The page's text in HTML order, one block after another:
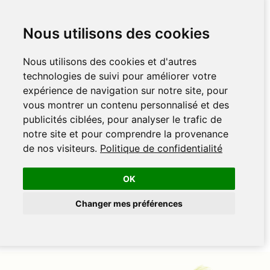
Nous utilisons des cookies
Nous utilisons des cookies et d'autres
technologies de suivi pour améliorer votre
expérience de navigation sur notre site, pour
vous montrer un contenu personnalisé et des
publicités ciblées, pour analyser le trafic de
notre site et pour comprendre la provenance
de nos visiteurs. Politique de confidentialité
OK
Changer mes préférences